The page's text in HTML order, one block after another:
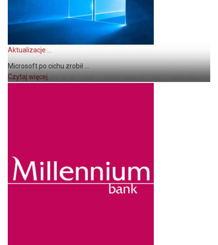
Aktualizacje ...
Microsoft po cichu zrobił ...
Czytaj więcej